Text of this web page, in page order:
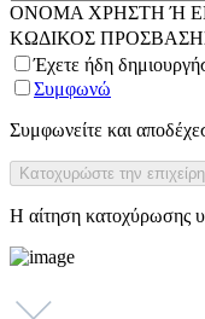
ΟΝΟΜΑ ΧΡΗΣΤΗ Ή
ΚΩΔΙΚΟΣ
Έχετε ήδη
Συμφωνώ
Συμφωνείτε και
Η αίτηση κατοχύρωσης